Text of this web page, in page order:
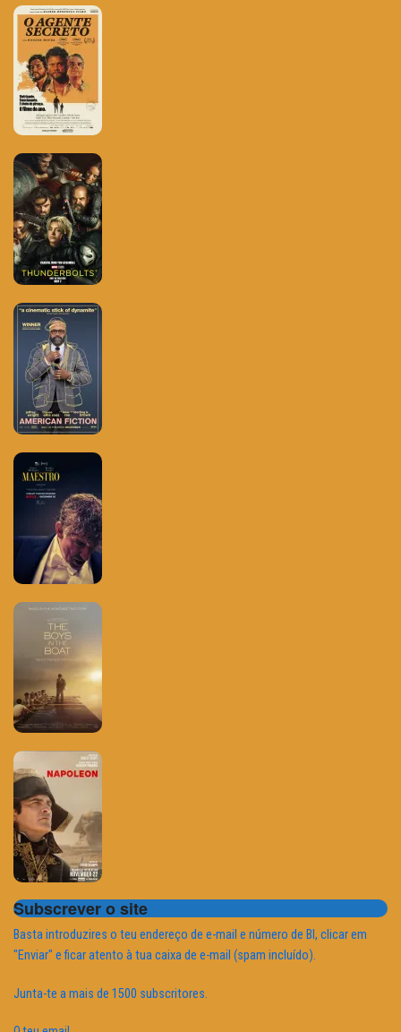
Subscrever o site
Basta introduzires o teu endereço de e-mail e número de BI, clicar em
"Enviar" e ficar atento à tua caixa de e-mail (spam incluído).
Junta-te a mais de 1500 subscritores.